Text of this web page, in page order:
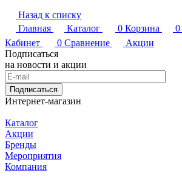
Назад к списку
Главная
Каталог 0 Корзина 0
Кабинет
0 Сравнение
Акции
Подписаться
на новости и акции
Подписаться
Интернет-магазин
Каталог
Акции
Бренды
Мероприятия
Компания